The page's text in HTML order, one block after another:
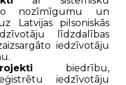
nozīmīgumu un
Latvijas pilsoniskās
līdzdalības
iedzīvotāju
biedrību,
iedzīvotāju